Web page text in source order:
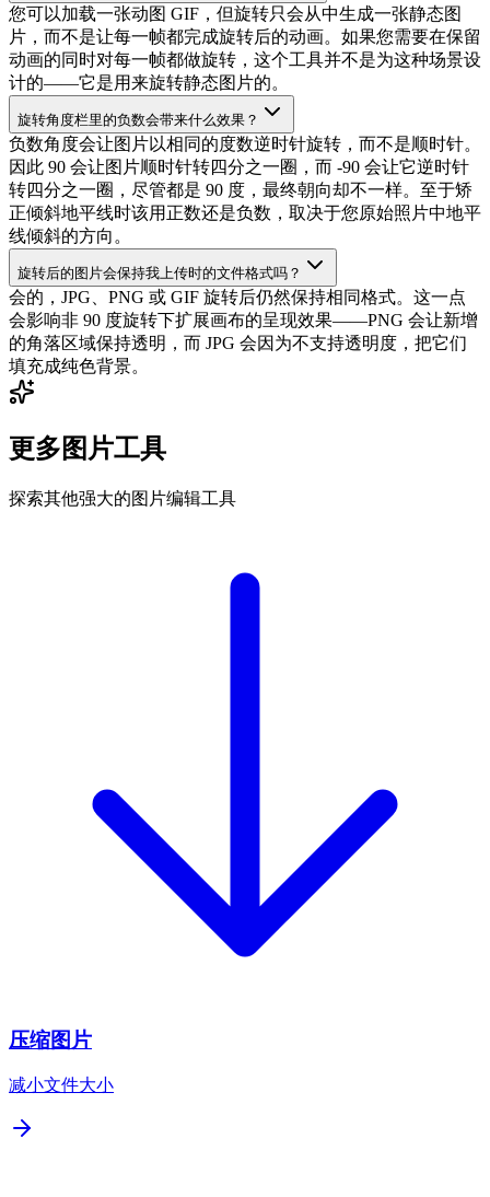
您可以加载一张动图 GIF，但旋转只会从中生成一张静态图
片，而不是让每一帧都完成旋转后的动画。如果您需要在保留
动画的同时对每一帧都做旋转，这个工具并不是为这种场景设
计的——它是用来旋转静态图片的。
旋转角度栏里的负数会带来什么效果？
负数角度会让图片以相同的度数逆时针旋转，而不是顺时针。
因此 90 会让图片顺时针转四分之一圈，而 -90 会让它逆时针
转四分之一圈，尽管都是 90 度，最终朝向却不一样。至于矫
正倾斜地平线时该用正数还是负数，取决于您原始照片中地平
线倾斜的方向。
旋转后的图片会保持我上传时的文件格式吗？
会的，JPG、PNG 或 GIF 旋转后仍然保持相同格式。这一点
会影响非 90 度旋转下扩展画布的呈现效果——PNG 会让新增
的角落区域保持透明，而 JPG 会因为不支持透明度，把它们
填充成纯色背景。
更多图片工具
探索其他强大的图片编辑工具
压缩图片
减小文件大小